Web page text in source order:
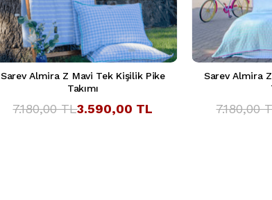
Sarev Almira Z Mavi Tek Kişilik Pike
Takımı
3.590,00 TL
7.180,00 TL
Sarev Almira
7.180,00